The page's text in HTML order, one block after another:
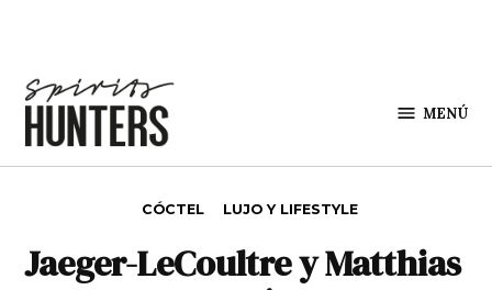
MENÚ
CÓCTEL LUJO Y LIFESTYLE
Jaeger-LeCoultre y Matthias